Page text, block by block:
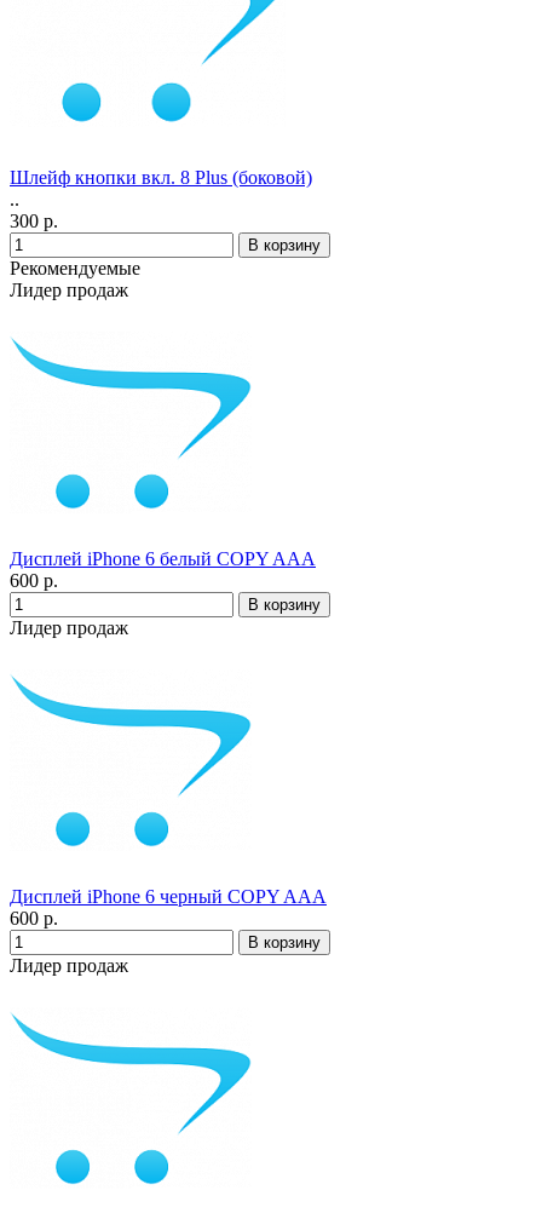
Шлейф кнопки вкл. 8 Plus (боковой)
..
300 р.
Рекомендуемые
Лидер продаж
Дисплей iPhone 6 белый COPY AAA
600 р.
Лидер продаж
Дисплей iPhone 6 черный COPY AAA
600 р.
Лидер продаж